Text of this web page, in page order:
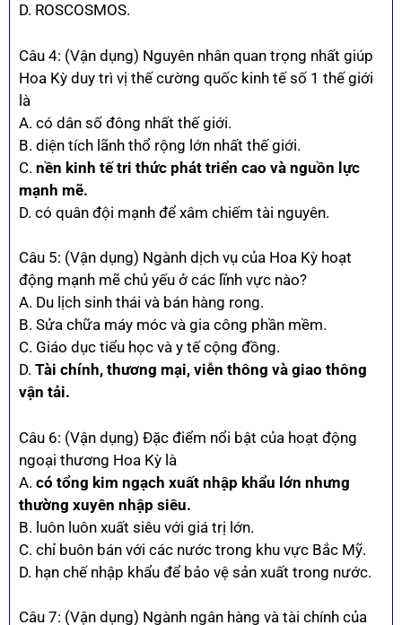
D. ROSCOSMOS.
Câu 4: (Vận dụng) Nguyên nhân quan trọng nhất giúp
Hoa Kỳ duy trì vị thế cường quốc kinh tế số 1 thế giới
là
A. có dân số đông nhất thế giới.
B. diện tích lãnh thổ rộng lớn nhất thế giới.
C. nền kinh tế tri thức phát triển cao và nguồn lực
mạnh mẽ.
D. có quân đội mạnh để xâm chiếm tài nguyên.
Câu 5: (Vận dụng) Ngành dịch vụ của Hoa Kỳ hoạt
động mạnh mẽ chủ yếu ở các lĩnh vực nào?
A. Du lịch sinh thái và bán hàng rong.
B. Sửa chữa máy móc và gia công phần mềm.
C. Giáo dục tiểu học và y tế cộng đồng.
D. Tài chính, thương mại, viễn thông và giao thông
vận tải.
Câu 6: (Vận dụng) Đặc điểm nổi bật của hoạt động
ngoại thương Hoa Kỳ là
A. có tổng kim ngạch xuất nhập khẩu lớn nhưng
thường xuyên nhập siêu.
B. luôn luôn xuất siêu với giá trị lớn.
C. chỉ buôn bán với các nước trong khu vực Bắc Mỹ.
D. hạn chế nhập khẩu để bảo vệ sản xuất trong nước.
Câu 7: (Vận dụng) Ngành ngân hàng và tài chính của